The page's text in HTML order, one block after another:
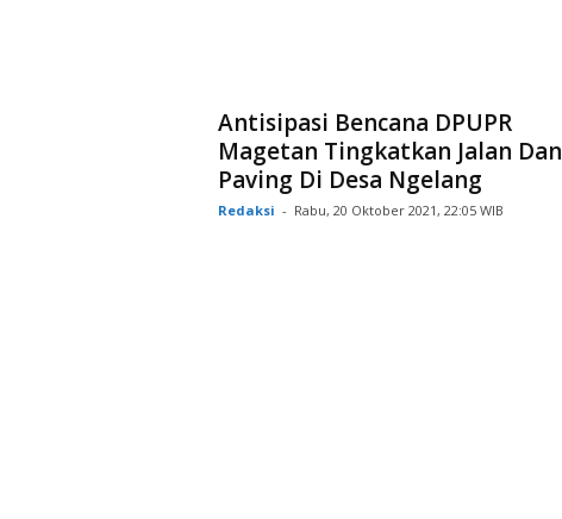
Antisipasi Bencana DPUPR
Magetan Tingkatkan Jalan Dan
Paving Di Desa Ngelang
Redaksi - Rabu, 20 Oktober 2021, 22:05 WIB